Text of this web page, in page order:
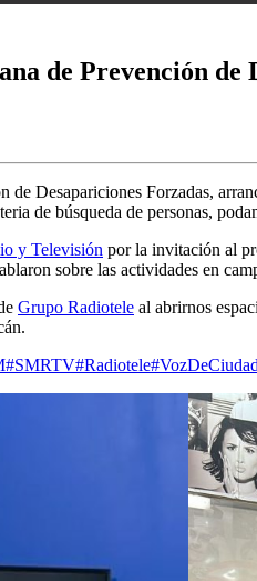
de Prevención de
de Desapariciones Forzadas,
de búsqueda de personas,
y Televisión por la invitación al
sobre las actividades en
Grupo Radiotele al abrirnos
#SMRTV#Radiotele#VozDeCiudad